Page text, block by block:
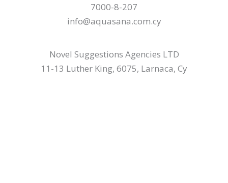
7000-8-207
info@aquasana.com.cy
Novel Suggestions Agencies LTD
11-13 Luther King, 6075, Larnaca, Cy